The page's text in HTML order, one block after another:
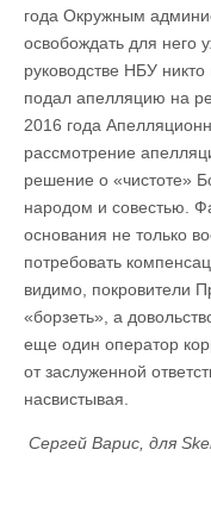
года Окружным
освобождать для него
руководстве НБУ
подал апелляцию на
2016 года
рассмотрение
решение о «чистоте»
народом и совестью.
основания не только
потребовать
видимо, покровители
«борзеть», а
еще один оператор
от заслуженной
насвистывая.
Сергей Варис, для